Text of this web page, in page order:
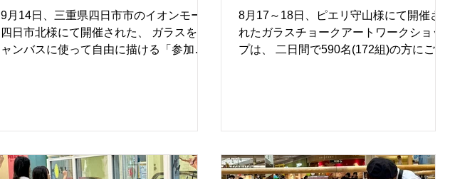
す。 お近くにお越しの際は、ぜ
絵描きをしている子供
市 ＃キッズイベント #アート
イベント
9月14日、三重県四日市市のイオンモール
四日市北様にて開催された、 ガラスをキ
ャンバスに使って自由に描ける「参加型
ん、ありがとうございました。 参加者の
みなさんは、講師の水野さとみさんに習
って、 ガラスをキャンバスにハロウィン
ベント #アートイベント
8月17～18日、ピエリ守山様にて開催さ
れたガラスチョークアートワークショッ
プは、 二日間で590名(172組)の方にご参
の涼しげなアートがたくさん描かれまし
た。 今回、このような貴重なご機会をい
ただいたピエリ守山様、心より感謝申し